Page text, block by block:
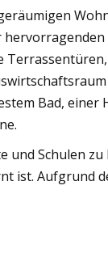
Bad, einer
und Schulen
ist. Aufgrund